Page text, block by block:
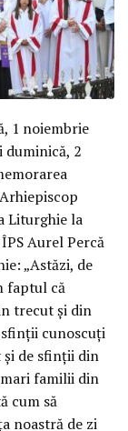
1 noiembrie
duminică, 2
Liturghie la
Aurel Percă
„Astăzi, de
faptul că
trecut și din
cunoscuți
și de sfinții din
familii din
cum să
noastră de zi